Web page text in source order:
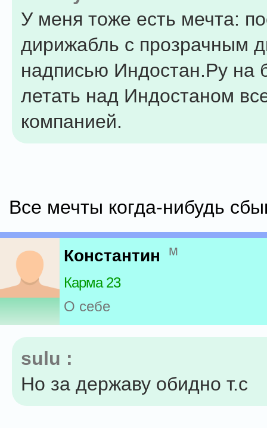
У меня тоже есть мечта:
дирижабль с прозрачным
надписью Индостан.Ру на
летать над Индостаном
компанией.
Все мечты когда-нибудь
Константин м
Карма 23
О себе
sulu :
Но за державу обидно т.с